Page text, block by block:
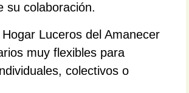
su colaboración.
Luceros del Amanecer
muy flexibles para
colectivos o